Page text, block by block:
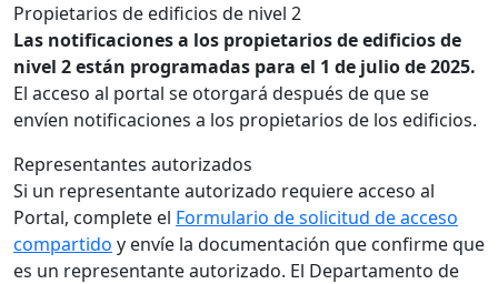
Propietarios de edificios de nivel 2
Las notificaciones a los propietarios de edificios de
nivel 2 están programadas para el 1 de julio de 2025.
El acceso al portal se otorgará después de que se
envíen notificaciones a los propietarios de los edificios.
Representantes autorizados
Si un representante autorizado requiere acceso al
Portal, complete el Formulario de solicitud de acceso
compartido y envíe la documentación que confirme que
es un representante autorizado. El Departamento de